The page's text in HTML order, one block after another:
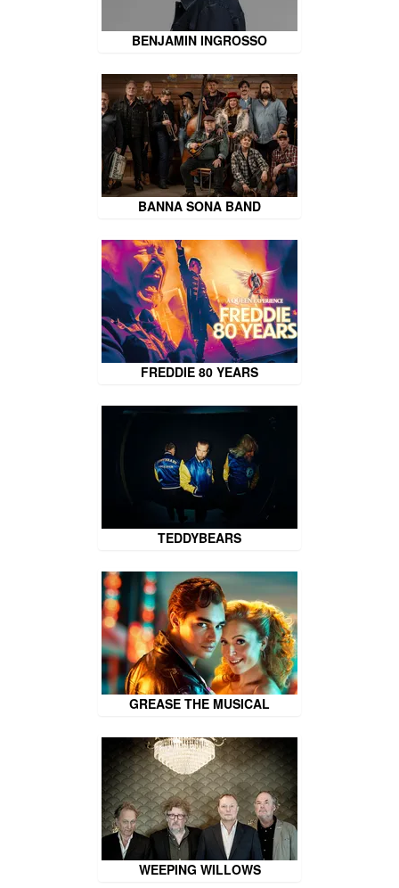
BENJAMIN INGROSSO
BANNA SONA BAND
FREDDIE 80 YEARS
TEDDYBEARS
GREASE THE MUSICAL
WEEPING WILLOWS